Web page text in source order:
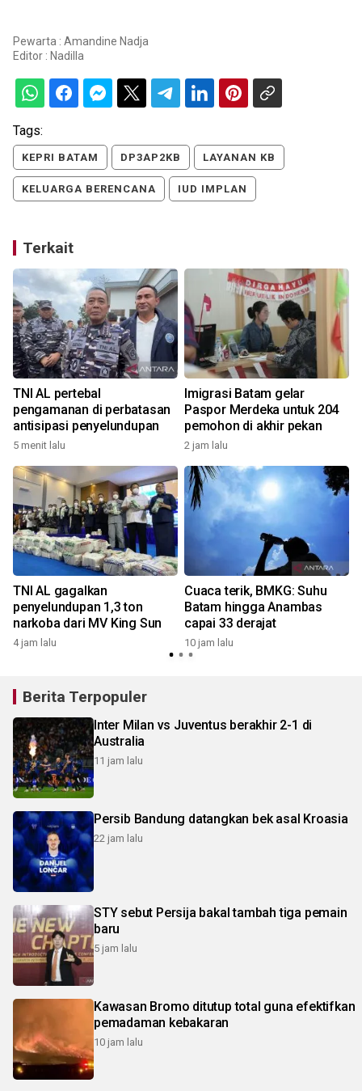
Pewarta : Amandine Nadja
Editor : Nadilla
Tags:
KEPRI BATAM DP3AP2KB LAYANAN KB
KELUARGA BERENCANA IUD IMPLAN
Terkait
TNI AL pertebal
pengamanan di perbatasan
antisipasi penyelundupan
5 menit lalu
Imigrasi Batam gelar
Paspor Merdeka untuk 204
pemohon di akhir pekan
2 jam lalu
TNI AL gagalkan
penyelundupan 1,3 ton
narkoba dari MV King Sun
4 jam lalu
Cuaca terik, BMKG: Suhu
Batam hingga Anambas
capai 33 derajat
10 jam lalu
Berita Terpopuler
Inter Milan vs Juventus berakhir 2-1 di
Australia
11 jam lalu
Persib Bandung datangkan bek asal Kroasia
22 jam lalu
STY sebut Persija bakal tambah tiga pemain
baru
5 jam lalu
Kawasan Bromo ditutup total guna efektifkan
pemadaman kebakaran
10 jam lalu